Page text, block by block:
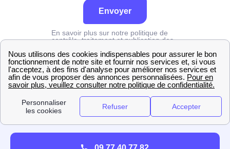
Envoyer
En savoir plus sur notre politique de
contrôle, traitement et publication des
Grdf Rhône Saint-Bonnet-Des-Bruyères